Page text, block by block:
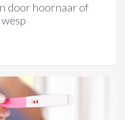
door hoornaar of
wesp